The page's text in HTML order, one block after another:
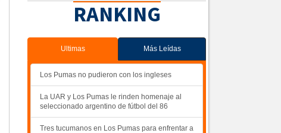
RANKING
Ultimas Más Leídas
Los Pumas no pudieron con los ingleses
La UAR y Los Pumas le rinden homenaje al
seleccionado argentino de fútbol del 86
Tres tucumanos en Los Pumas para enfrentar a